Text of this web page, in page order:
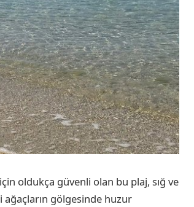
oldukça güvenli olan bu plaj, sığ ve
gölgesinde huzur